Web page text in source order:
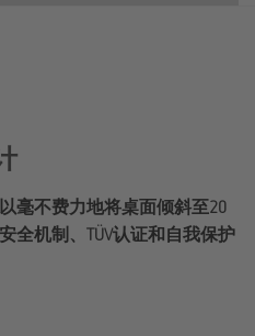
毫不费力地将桌面倾斜至20
全机制、TÜV认证和自我保护